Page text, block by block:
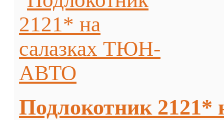
Подлокотник